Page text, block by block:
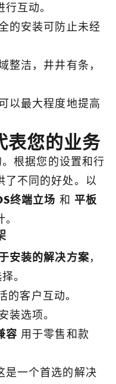
互动。
的安装可防止未经
整洁，井井有条，
以最大程度地提高
表您的业务
根据您的设置和行
了不同的好处。以
终端立场 和 平板
安装的解决方案，
。
的客户互动。
装选项。
容 用于零售和款
是一个首选的解决